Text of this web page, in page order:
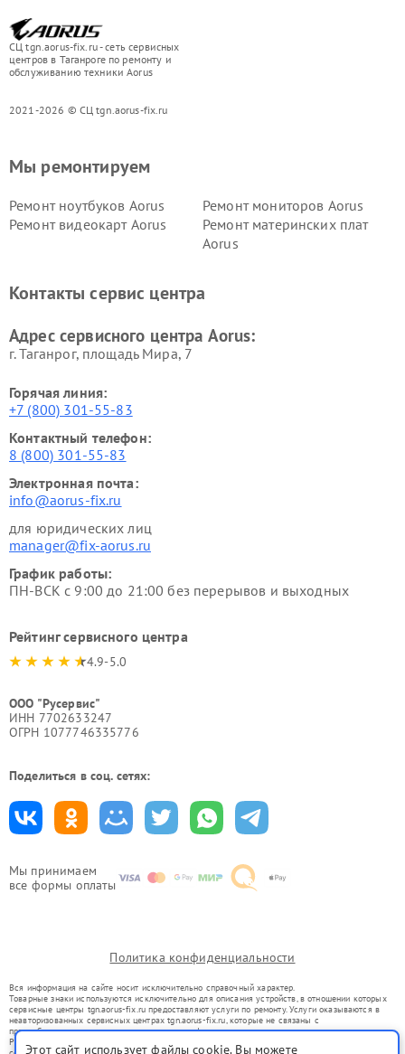
СЦ tgn.aorus-fix.ru - сеть сервисных
центров в Таганроге по ремонту и
обслуживанию техники Aorus
2021-2026 © СЦ tgn.aorus-fix.ru
Мы принимаем
все формы оплаты
Мы ремонтируем
Ремонт ноутбуков Aorus
Ремонт мониторов Aorus
Ремонт видеокарт Aorus
Ремонт материнских плат
Aorus
Контакты сервис центра
Адрес сервисного центра Aorus:
г. Таганрог, площадь Мира, 7
Горячая линия:
+7 (800) 301-55-83
Контактный телефон:
8 (800) 301-55-83
Электронная почта:
info@aorus-fix.ru
для юридических лиц
manager@fix-aorus.ru
График работы:
ПН-ВСК с 9:00 до 21:00 без перерывов и выходных
Рейтинг сервисного центра
4.9-5.0
ООО "Русервис"
ИНН 7702633247
ОГРН 1077746335776
Поделиться в соц. сетях:
Политика конфиденциальности
Вся информация на сайте носит исключительно справочный характер.
Товарные знаки используются исключительно для описания устройств, в отношении которых
сервисные центры tgn.aorus-fix.ru предоставляют услуги по ремонту. Услуги оказываются в
неавторизованных сервисных центрах tgn.aorus-fix.ru, которые не связаны с
правообладателями товарных знаков или их официальными представителями.
Ремонт осуществляется для устройств, уже введенных в гражданский оборот в соответствии
Этот сайт использует файлы cookie. Вы можете